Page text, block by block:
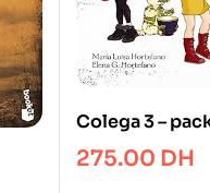
Colega 3 –
ejercicios + CD
275.00 DH